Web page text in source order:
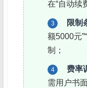
在“自动续
3 限制
额5000元
制；
4 费率
需用户书